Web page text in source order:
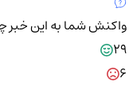
واکنش شما به این
29